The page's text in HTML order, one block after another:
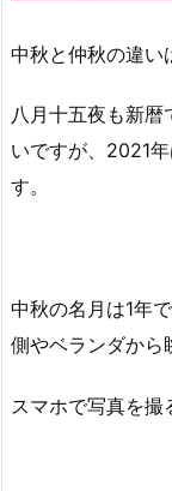
中秋と仲秋の違い
八月十五夜も新
いですが、2021
す。
中秋の名月は1年
側やベランダから
スマホで写真を撮